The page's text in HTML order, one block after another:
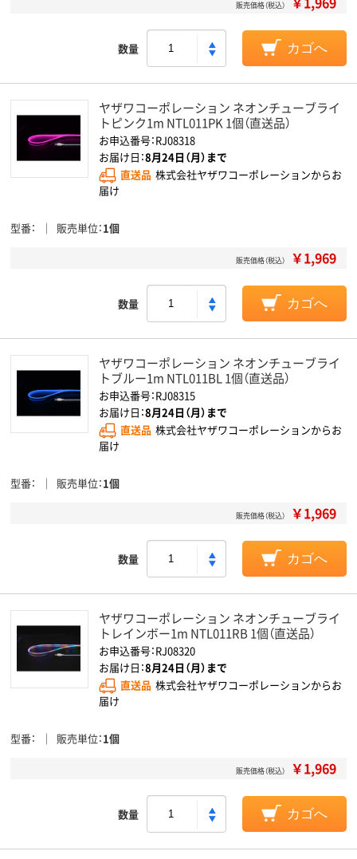
販売価格（税込）
数量 カゴへ
ヤザワコーポレーション ネオンチューブライ
トピンク1m NTL011PK 1個（直送品）
お申込番号：RJ08318
お届け日：8月24日（月）まで
直送品 株式会社ヤザワコーポレーションからお
届け
型番 販売単位 1個
販売価格（税込） ￥1,969
数量 カゴへ
ヤザワコーポレーション ネオンチューブライ
トブルー1m NTL011BL 1個（直送品）
お申込番号：RJ08315
お届け日：8月24日（月）まで
直送品 株式会社ヤザワコーポレーションからお
届け
型番 販売単位 1個
販売価格（税込） ￥1,969
数量 カゴへ
ヤザワコーポレーション ネオンチューブライ
トレインボー1m NTL011RB 1個（直送品）
お申込番号：RJ08320
お届け日：8月24日（月）まで
直送品 株式会社ヤザワコーポレーションからお
届け
型番 販売単位 1個
販売価格（税込） ￥1,969
数量 カゴへ